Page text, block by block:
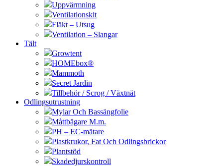
Uppvärmning
Ventilationskit
Fläkt – Utsug
Ventilation – Slangar
Tält
Growtent
HOMEbox®
Mammoth
Secret Jardin
Tillbehör / Scrog / Växtnät
Odlingsutrustning
Mylar Och Bassängfolie
Måttbägare M.m.
PH – EC-mätare
Plastkrukor, Fat Och Odlingsbrickor
Plantstöd
Skadedjurskontroll